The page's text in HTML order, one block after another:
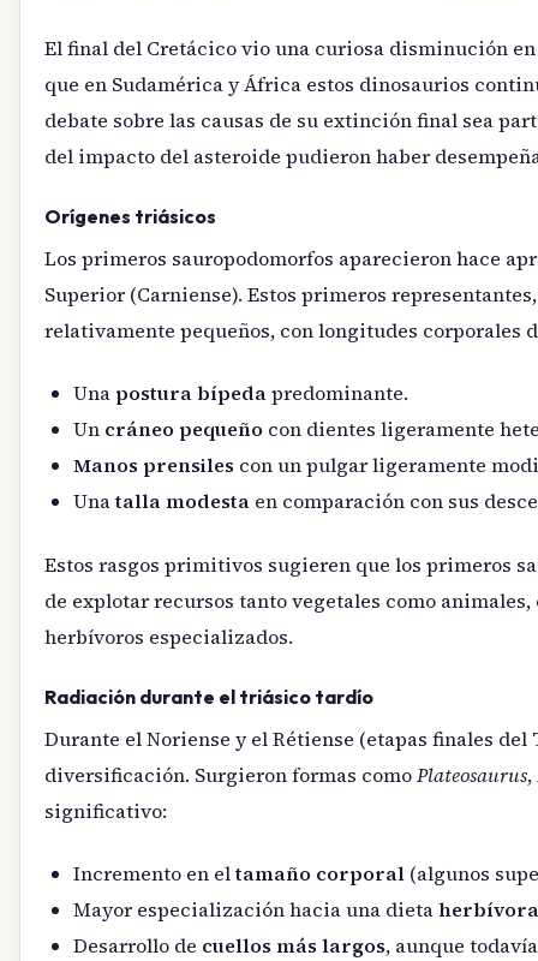
El final del Cretácico vio una curiosa disminución
que en Sudamérica y África estos dinosaurios
debate sobre las causas de su extinción final sea
del impacto del asteroide pudieron haber
Orígenes triásicos
Los primeros sauropodomorfos aparecieron hace
Superior (Carniense). Estos primeros
relativamente pequeños, con longitudes corporales
Una postura bípedapredominante.
Un cráneo pequeño con dientes ligeramente
Manos prensiles con un pulgar ligeramente
Unatalla modesta en comparación con sus
Estos rasgos primitivos sugieren que los primeros
de explotar recursos tanto vegetales como
herbívoros especializados.
Radiación durante el triásico tardío
Durante el Noriense y el Rétiense (etapas finales
diversificación. Surgieron formas comoPlateosaurus,
significativo:
Incremento en eltamaño corporal (algunos
Mayor especialización hacia una dietaherbívora
Desarrollo de cuellos más largos, aunque